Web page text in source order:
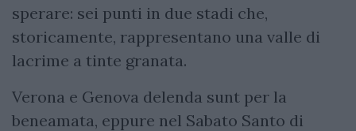
sperare: sei punti in due stadi che,
storicamente, rappresentano una valle di
lacrime a tinte granata.
Verona e Genova delenda sunt per la
beneamata, eppure nel Sabato Santo di